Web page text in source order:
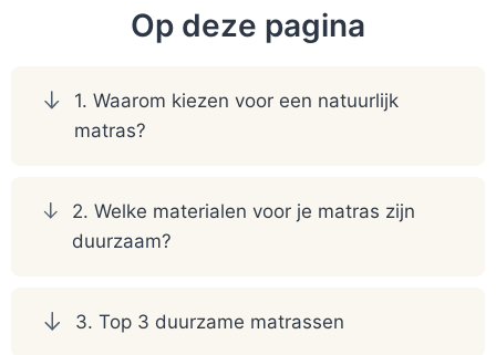
Op deze pagina
1. Waarom kiezen voor een natuurlijk
matras?
2. Welke materialen voor je matras zijn
duurzaam?
3. Top 3 duurzame matrassen